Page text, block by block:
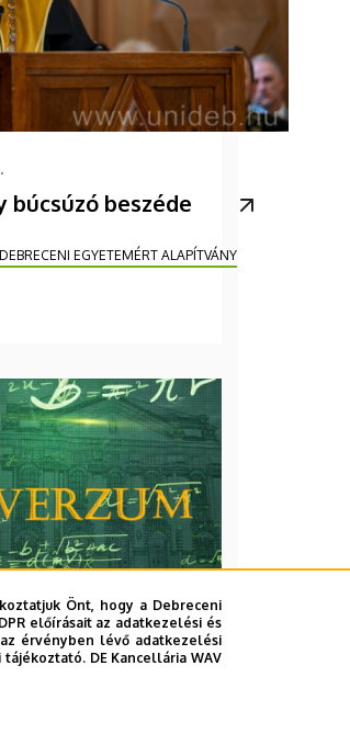
búcsúzó beszéde
EGYETEMÉRT ALAPÍTVÁNY
Önt, hogy a Debreceni
előírásait az adatkezelési és
érvényben lévő adatkezelési
tájékoztató. DE Kancellária WAV